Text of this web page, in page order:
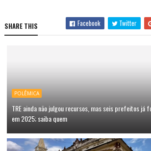
SHARE THIS Facebook Twitter
POLÊMICA
TRE ainda não julgou recursos, mas seis prefeitos já
em 2025; saiba quem